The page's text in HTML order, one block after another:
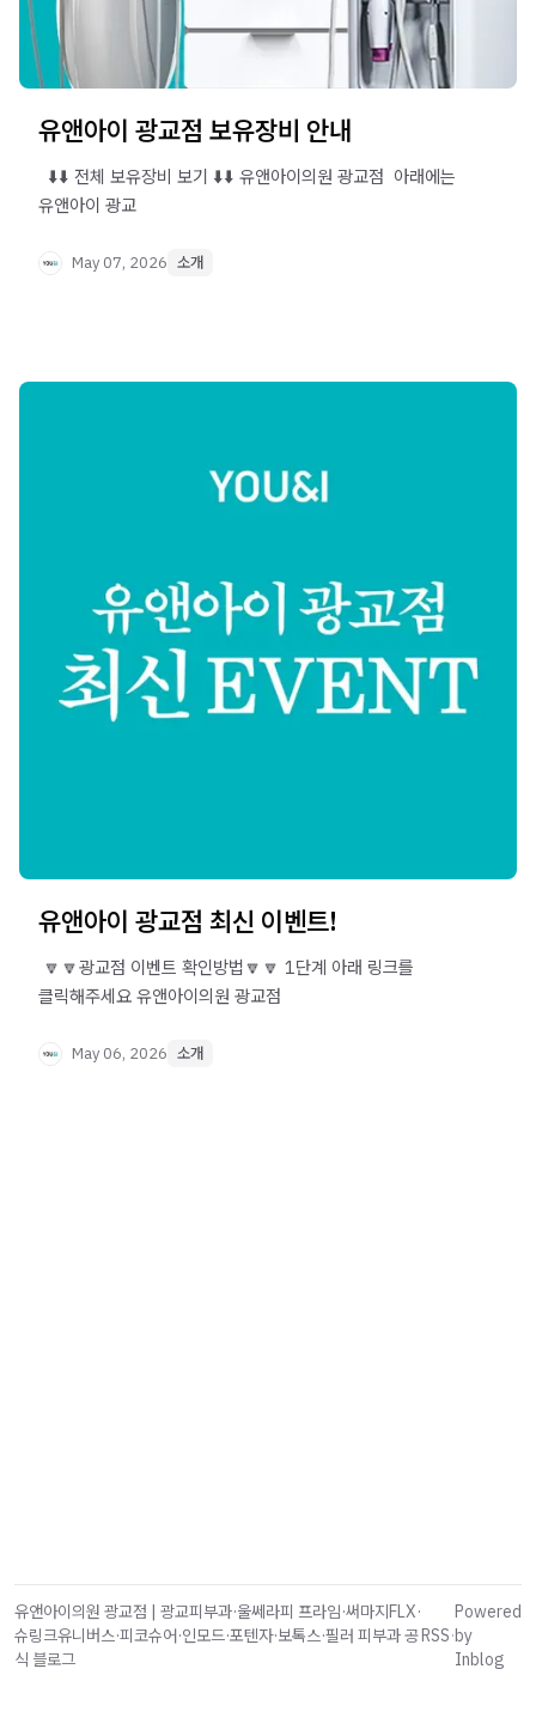
유앤아이 광교점 보유장비 안내
​ ​ ⬇️⬇️ 전체 보유장비 보기 ⬇️⬇️ 유앤아이의원 광교점 ​ 아래에는
유앤아이 광교
May 07, 2026 소개
유앤아이 광교점 최신 이벤트!
​ 🔽🔽광교점 이벤트 확인방법🔽🔽 1단계 아래 링크를
클릭해주세요 유앤아이의원 광교점 ​
May 06, 2026 소개
유앤아이의원 광교점 | 광교피부과·울쎄라피 프라임·써마지FLX·
슈링크유니버스·피코슈어·인모드·포텐자·보톡스·필러 피부과 공
식 블로그
RSS·
Powered
by
Inblog